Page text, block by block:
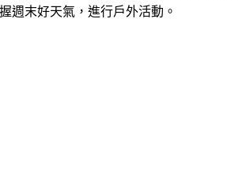
週末好天氣，進行戶外活動。